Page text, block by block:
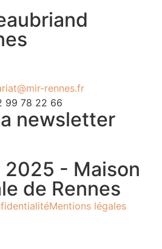
rennes.fr
99 78 22 66
newsletter
- Maison
de Rennes
Mentions légales